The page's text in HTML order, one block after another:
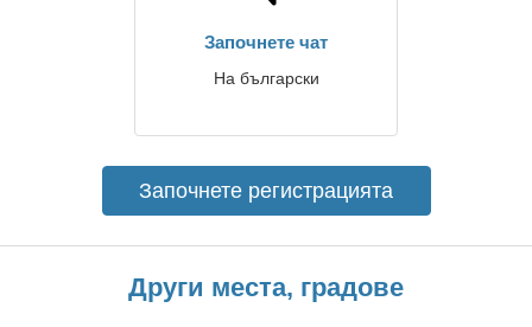
Започнете чат
На български
Започнете регистрацията
Други места, градове